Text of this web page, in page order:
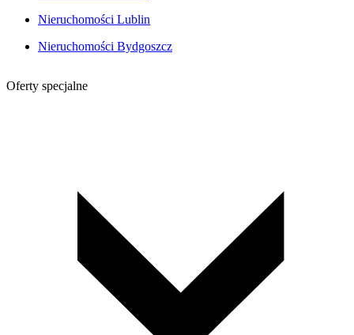
Nieruchomości Lublin
Nieruchomości Bydgoszcz
Oferty specjalne